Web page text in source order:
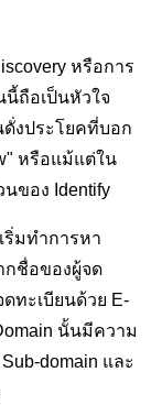
หรือการ
ถือเป็นหัวใจ
งประโยคที่บอก
หรือแม้แต่ใน
นของ Identify
ริ่มทำการหา
กชื่อของผู้จด
ทะเบียนด้วย E-
นั้นมีความ
domain และ